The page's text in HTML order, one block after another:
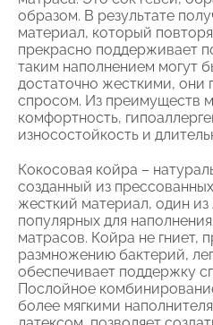
образом. В результате
материал, который
прекрасно поддерживает
таким наполнением могут
достаточно жесткими, они
спросом. Из преимуществ
комфортность,
износостойкость и
Кокосовая койра –
созданный из
жесткий материал, один
популярных для
матрасов. Койра не гниет,
размножению бактерий,
обеспечивает поддержку
Послойное
более мягкими